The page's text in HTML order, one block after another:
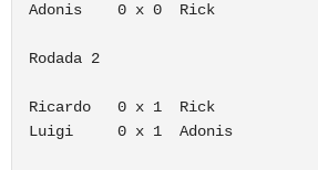
Adonis    0 x 0  Rick
Rodada 2
Ricardo   0 x 1  Rick
Luigi     0 x 1  Adonis